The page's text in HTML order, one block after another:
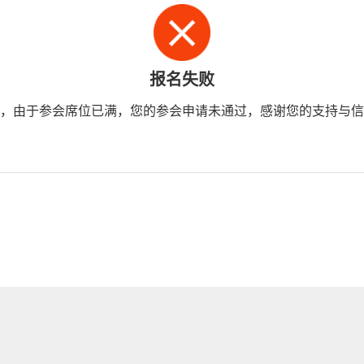
报名失败
由于参会席位已满，您的参会申请未通过，感谢您的支持与